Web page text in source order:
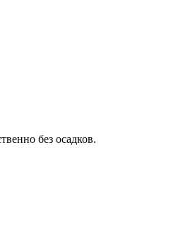
без осадков.